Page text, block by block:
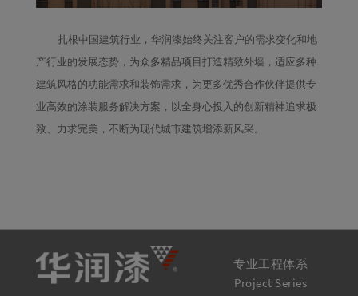
扎根中国建筑行业，华润漆始终关注客户的需求变化和地
产行业的发展态势，为众多精品项目打造精致外墙，适应多种
建筑风格的功能需求和装饰需求，为更多优秀合作伙伴提供专
业高效的涂装服务解决方案，以全身心投入的创新精神追求极
致、力求完美，不断为现代城市建筑增添新风采。
专业工程体系
Project Series